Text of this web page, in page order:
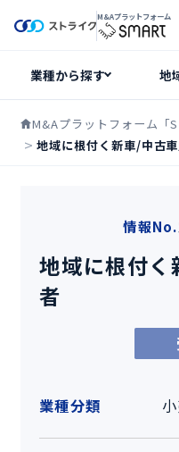
M&Aプラットフォーム
M&Aプラットフォーム「
地域に根付く新車/中古
情報No.
地域に根付
者
業種分類